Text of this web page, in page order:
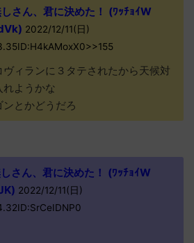
さん、君に決めた！ (ﾜｯﾁｮｲW
2022/12/11(日)
ヴィランに３タテされたから天候対
れようかな
ンとかどうだろ
さん、君に決めた！ (ﾜｯﾁｮｲW
2022/12/11(日)